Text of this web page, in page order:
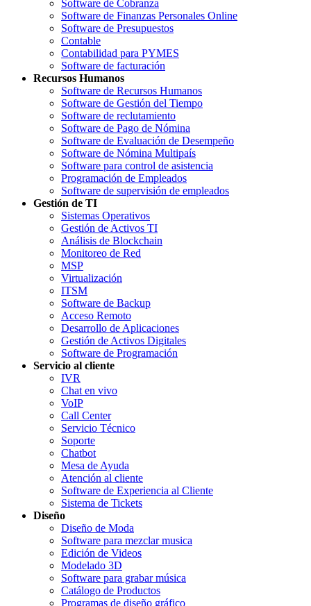
Software de Cobranza
Software de Finanzas Personales Online
Software de Presupuestos
Contable
Contabilidad para PYMES
Software de facturación
Recursos Humanos
Software de Recursos Humanos
Software de Gestión del Tiempo
Software de reclutamiento
Software de Pago de Nómina
Software de Evaluación de Desempeño
Software de Nómina Multipaís
Software para control de asistencia
Programación de Empleados
Software de supervisión de empleados
Gestión de TI
Sistemas Operativos
Gestión de Activos TI
Análisis de Blockchain
Monitoreo de Red
MSP
Virtualización
ITSM
Software de Backup
Acceso Remoto
Desarrollo de Aplicaciones
Gestión de Activos Digitales
Software de Programación
Servicio al cliente
IVR
Chat en vivo
VoIP
Call Center
Servicio Técnico
Soporte
Chatbot
Mesa de Ayuda
Atención al cliente
Software de Experiencia al Cliente
Sistema de Tickets
Diseño
Diseño de Moda
Software para mezclar musica
Edición de Videos
Modelado 3D
Software para grabar música
Catálogo de Productos
Programas de diseño gráfico